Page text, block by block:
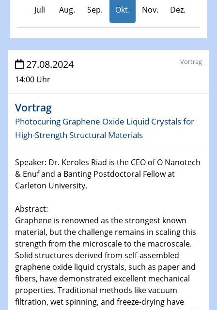
Juli Aug. Sep. Okt. Nov. Dez.
Veranstaltungen
30.11.-0001 - 06.02.2025
SFB/TRR 247 Seminar
09.01.2024
Kolloquium CRC 1242
Bewerbungsvorrtag Besetzung W3-Professur
Technische Chemie – Technisch-Makromolekulare
Chemie für die Wasserforschung
23.01.2024
Kolloquium CRC 1242
23.01.2024
Kolloquium CRC 1242
24.01.2024
Bewerbungsvorrtag Besetzung W3-Professur
Technische Chemie – Technisch-Makromolekulare
27.08.2024
14:00 Uhr
Vortrag
Vortrag
Photocuring Graphene Oxide Liquid Crystals for
High-Strength Structural Materials
Speaker: Dr. Keroles Riad is the CEO of O Nanotech
& Enuf and a Banting Postdoctoral Fellow at
Carleton University.
Abstract:
Graphene is renowned as the strongest known
material, but the challenge remains in scaling this
strength from the microscale to the macroscale.
Solid structures derived from self-assembled
graphene oxide liquid crystals, such as paper and
fibers, have demonstrated excellent mechanical
properties. Traditional methods like vacuum
filtration, wet spinning, and freeze-drying have